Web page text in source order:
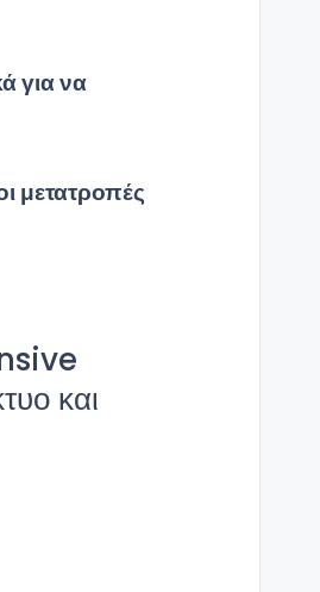
για να
μετατροπές
και